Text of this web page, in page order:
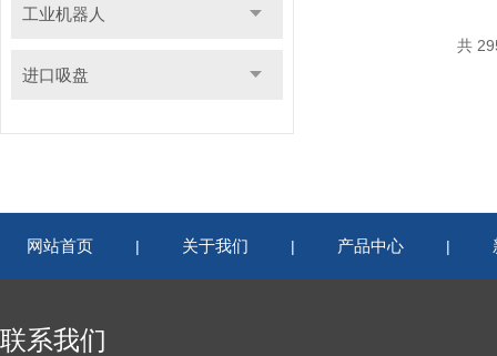
工业机器人
进口吸盘
共
网站首页 | 关于我们 | 产品中心 |
联系我们